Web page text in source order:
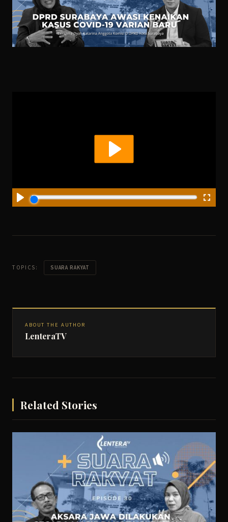
TOPICS: SUARA RAKYAT
ABOUT THE AUTHOR
LenteraTV
Related Stories